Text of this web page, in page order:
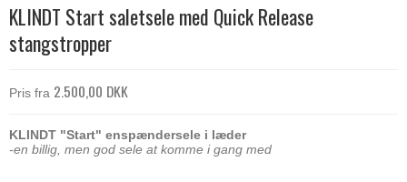
KLINDT Start saletsele med Quick Release
stangstropper
Pris fra 2.500,00 DKK
KLINDT "Start" enspændersele i læder
-en billig, men god sele at komme i gang med